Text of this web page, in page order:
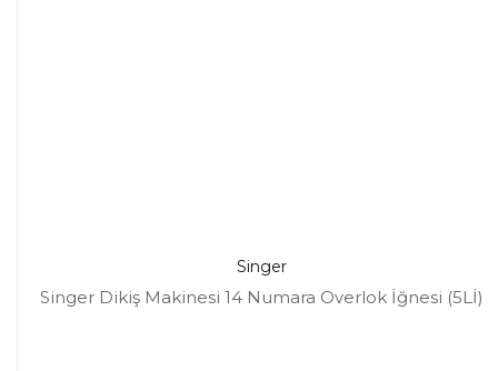
Singer
Singer Dikiş Makinesi 14 Numara Overlok İğnesi (5Lİ)